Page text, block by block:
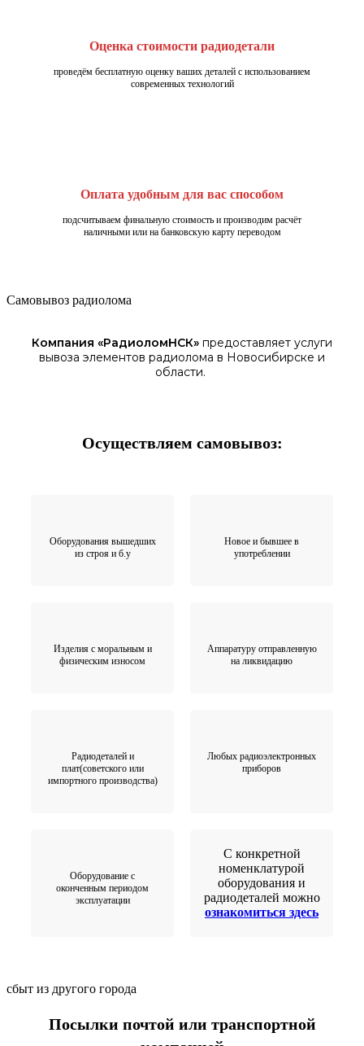
Оценка стоимости радиодетали
проведём бесплатную оценку ваших деталей с использованием
современных технологий
Оплата удобным для вас способом
подсчитываем финальную стоимость и производим расчёт
наличными или на банковскую карту переводом
Самовывоз радиолома
Компания «РадиоломНСК» предоставляет услуги
вывоза элементов радиолома в Новосибирске и
области.
Осуществляем самовывоз:
Оборудования вышедших
из строя и б.у
Новое и бывшее в
употреблении
Изделия с моральным и
физическим износом
Аппаратуру отправленную
на ликвидацию
Радиодеталей и
плат(советского или
импортного производства)
Любых радиоэлектронных
приборов
Оборудование с
оконченным периодом
эксплуатации
С конкретной
номенклатурой
оборудования и
радиодеталей можно
ознакомиться здесь
сбыт из другого города
Посылки почтой или транспортной